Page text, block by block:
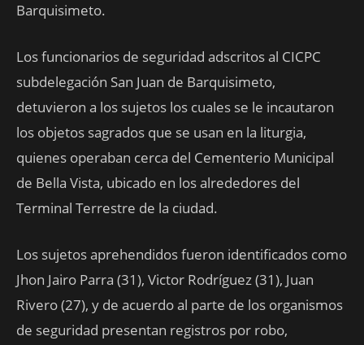
Barquisimeto.
Los funcionarios de seguridad adscritos al CICPC
subdelegación San Juan de Barquisimeto,
detuvieron a los sujetos los cuales se le incautaron
los objetos sagrados que se usan en la liturgia,
quienes operaban cerca del Cementerio Municipal
de Bella Vista, ubicado en los alrededores del
Terminal Terrestre de la ciudad.
Los sujetos aprehendidos fueron identificados como
Jhon Jairo Parra (31), Victor Rodríguez (31), Juan
Rivero (27), y de acuerdo al parte de los organismos
de seguridad presentan registros por robo,